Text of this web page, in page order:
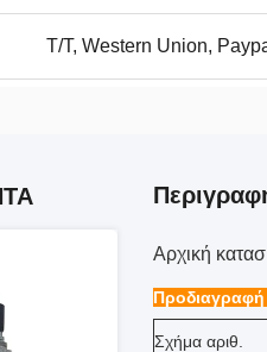
T/T, Western Union,
Αρχική
Προδιαγραφή
Σχήμα αριθ.